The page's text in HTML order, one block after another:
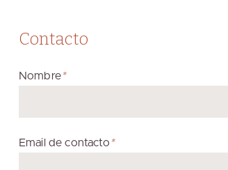
Contacto
Nombre*
Email de contacto *